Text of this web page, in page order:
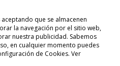
que se almacenen
la navegación por el sitio web,
nuestra publicidad. Sabemos
en cualquier momento puedes
de Cookies. Ver